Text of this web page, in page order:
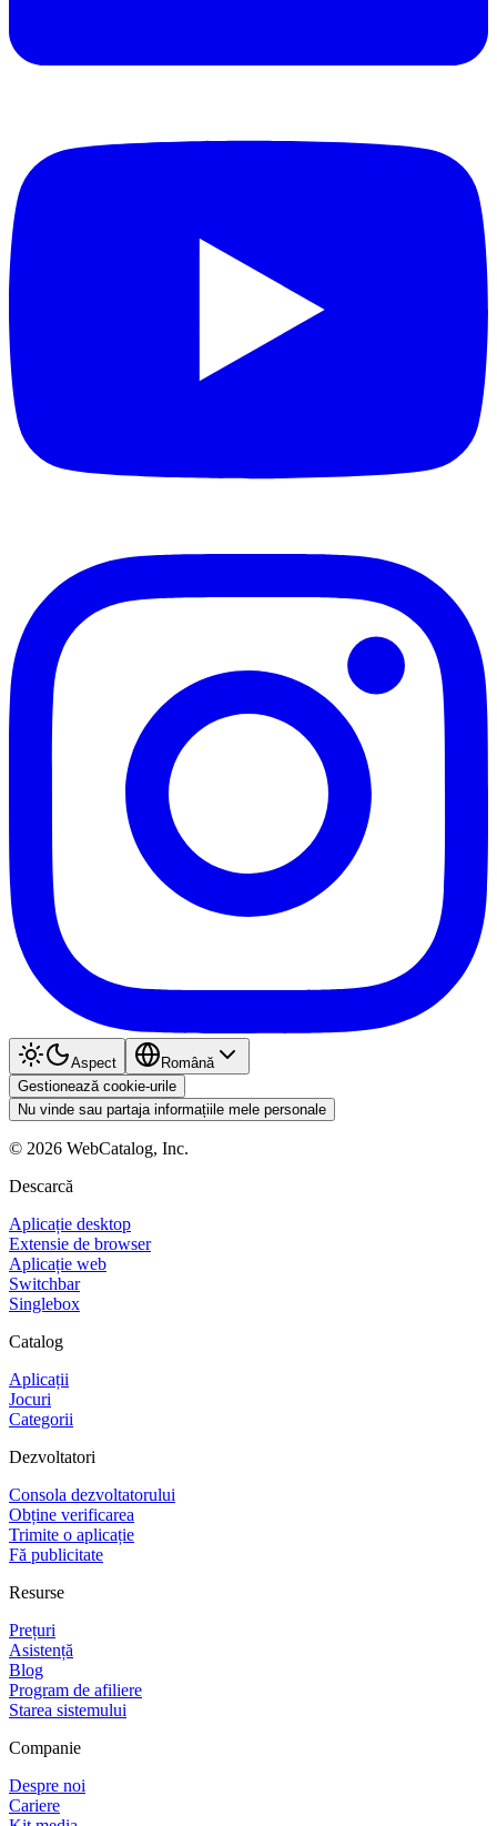
Aspect
Română
Gestionează cookie-urile
Nu vinde sau partaja informațiile mele personale
© 2026 WebCatalog, Inc.
Descarcă
Aplicație desktop
Extensie de browser
Aplicație web
Switchbar
Singlebox
Catalog
Aplicații
Jocuri
Categorii
Dezvoltatori
Consola dezvoltatorului
Obține verificarea
Trimite o aplicație
Fă publicitate
Resurse
Prețuri
Asistență
Blog
Program de afiliere
Starea sistemului
Companie
Despre noi
Cariere